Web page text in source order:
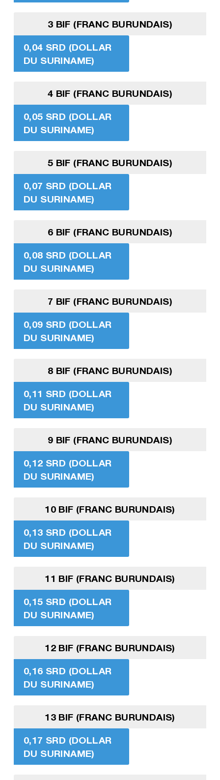
3 BIF (FRANC BURUNDAIS)
0,04 SRD (DOLLAR
DU SURINAME)
4 BIF (FRANC BURUNDAIS)
0,05 SRD (DOLLAR
DU SURINAME)
5 BIF (FRANC BURUNDAIS)
0,07 SRD (DOLLAR
DU SURINAME)
6 BIF (FRANC BURUNDAIS)
0,08 SRD (DOLLAR
DU SURINAME)
7 BIF (FRANC BURUNDAIS)
0,09 SRD (DOLLAR
DU SURINAME)
8 BIF (FRANC BURUNDAIS)
0,11 SRD (DOLLAR
DU SURINAME)
9 BIF (FRANC BURUNDAIS)
0,12 SRD (DOLLAR
DU SURINAME)
10 BIF (FRANC BURUNDAIS)
0,13 SRD (DOLLAR
DU SURINAME)
11 BIF (FRANC BURUNDAIS)
0,15 SRD (DOLLAR
DU SURINAME)
12 BIF (FRANC BURUNDAIS)
0,16 SRD (DOLLAR
DU SURINAME)
13 BIF (FRANC BURUNDAIS)
0,17 SRD (DOLLAR
DU SURINAME)